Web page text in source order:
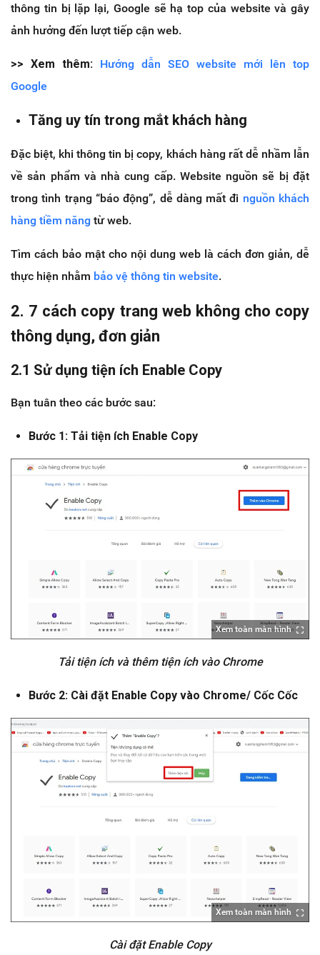
thông tin bị lặp lại, Google sẽ hạ top của website và gây
ảnh hưởng đến lượt tiếp cận web.
>> Xem thêm: Hướng dẫn SEO website mới lên top
Google
Tăng uy tín trong mắt khách hàng
Đặc biệt, khi thông tin bị copy, khách hàng rất dễ nhầm lẫn
về sản phẩm và nhà cung cấp. Website nguồn sẽ bị đặt
trong tình trạng “báo động”, dễ dàng mất đi nguồn khách
hàng tiềm năng từ web.
Tìm cách bảo mật cho nội dung web là cách đơn giản, dễ
thực hiện nhằm bảo vệ thông tin website.
2. 7 cách copy trang web không cho copy
thông dụng, đơn giản
2.1 Sử dụng tiện ích Enable Copy
Bạn tuân theo các bước sau:
Bước 1: Tải tiện ích Enable Copy
Xem toàn màn hình
Tải tiện ích và thêm tiện ích vào Chrome
Bước 2: Cài đặt Enable Copy vào Chrome/ Cốc Cốc
Xem toàn màn hình
Cài đặt Enable Copy